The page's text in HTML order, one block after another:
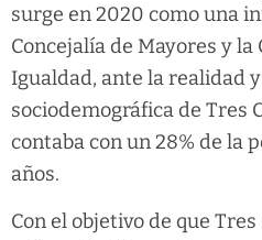
surge en 2020 como una
Concejalía de Mayores y la
Igualdad, ante la realidad
sociodemográfica de Tres
contaba con un 28% de la
años.
Con el objetivo de que